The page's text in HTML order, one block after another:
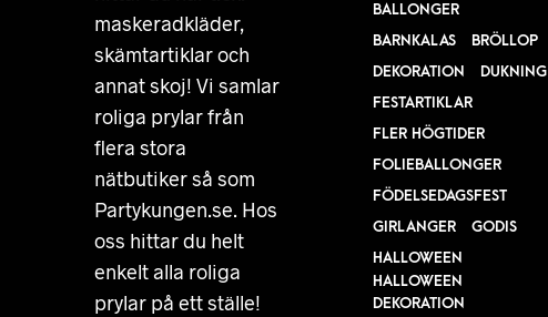
maskeradkläder,
skämtartiklar och
annat skoj! Vi samlar
roliga prylar från
flera stora
nätbutiker så som
Partykungen.se. Hos
oss hittar du helt
enkelt alla roliga
prylar på ett ställe!
BALLONGER
BARNKALAS
BRÖLLOP
DEKORATION
DUKNING
FESTARTIKLAR
FLER HÖGTIDER
FOLIEBALLONGER
FÖDELSEDAGSFEST
GIRLANGER
GODIS
HALLOWEEN
HALLOWEEN
DEKORATION